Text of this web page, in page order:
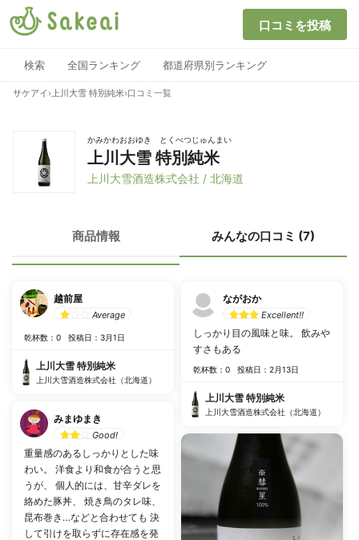
口コミを投稿
検索 全国ランキング 都道府県別ランキング
サケアイ ›上川大雪 特別純米›口コミ一覧
かみかわおおゆき とくべつじゅんまい
上川大雪 特別純米
上川大雪酒造株式会社 / 北海道
商品情報 みんなの口コミ (7)
越前屋
Average
乾杯数：0 投稿日：3月1日
上川大雪 特別純米
上川大雪酒造株式会社（北海道）
ながおか
Excellent!!
しっかり目の風味と味。 飲みや
すさもある
乾杯数：0 投稿日：2月13日
上川大雪 特別純米
上川大雪酒造株式会社（北海道）
みまゆまき
Good!
重量感のあるしっかりとした味
わい。 洋食より和食が合うと思
うが、 個人的には、甘辛ダレを
絡めた豚丼、 焼き鳥のタレ味、
昆布巻き…などと合わせても 決
して引けを取らずに存在感を発